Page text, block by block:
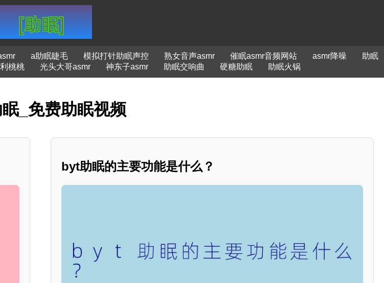
a助眠睫毛 模拟打针助眠声控 熟女音声asmr 催眠asmr音频网站 asmr降噪
助眠
桃桃 光头大哥asmr 神东子asmr 助眠交响曲 硬糖助眠 助眠火锅
_免费助眠视频
byt助眠的主要功能是什么？